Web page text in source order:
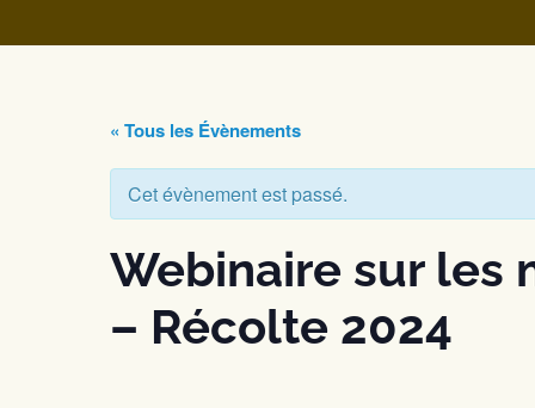
« Tous les Évènements
Cet évènement est passé.
Webinaire sur les
– Récolte 2024